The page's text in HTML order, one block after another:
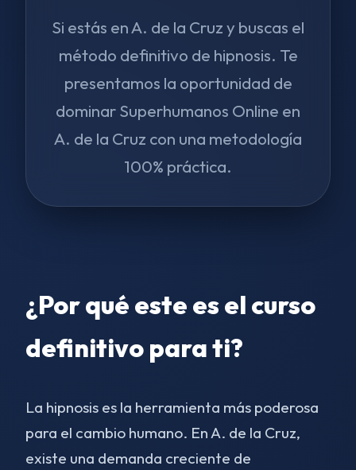
Si estás en A. de la Cruz y buscas el
método definitivo de hipnosis. Te
presentamos la oportunidad de
dominar Superhumanos Online en
A. de la Cruz con una metodología
100% práctica.
¿Por qué este es el curso
definitivo para ti?
La hipnosis es la herramienta más poderosa
para el cambio humano. En A. de la Cruz,
existe una demanda creciente de